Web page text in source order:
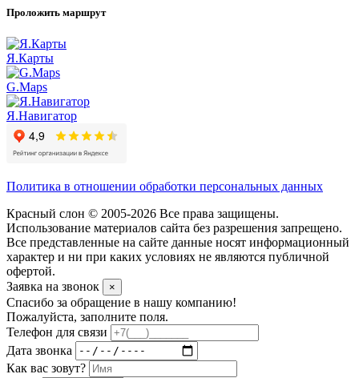
Проложить маршрут
Я.Карты
G.Maps
Я.Навигатор
Политика в отношении обработки персональных данных
Красный слон © 2005-2026 Все права защищены.
Использование материалов сайта без разрешения запрещено.
Все представленные на сайте данные носят информационный
характер и ни при каких условиях не являются публичной
офертой.
Заявка на звонок
×
Спасибо за обращение в нашу компанию!
Пожалуйста, заполните поля.
Телефон для связи
Дата звонка
Как вас зовут?